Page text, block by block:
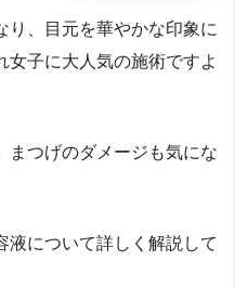
り、目元を華やかな印象に
女子に大人気の施術ですよ
まつげのダメージも気にな
液について詳しく解説して